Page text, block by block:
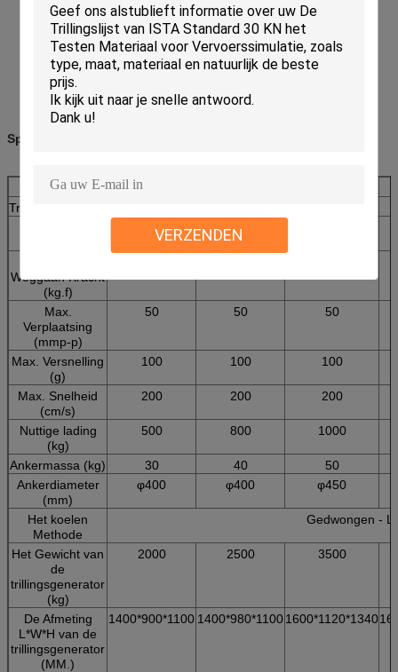
VERZENDEN
Specificaties: EV232-EV330
Model EV232
Trillingsgenerator
2-2500 2-2500
Weggaan Kracht
(kg.f)
Max.
Verplaatsing
(mmp-p)
50 50 50
Max. Versnelling
(g)
100 100 100
Max. Snelheid
(cm/s)
200 200 200
Nuttige lading
(kg)
500 800 1000
Ankermassa (kg) 30 40
50
Ankerdiameter
(mm)
φ400 φ400 φ450
Het koelen
Methode
Gedwongen -
Het Gewicht van
de
trillingsgenerator
(kg)
2000 2500 3500
De Afmeting
L*W*H van de
trillingsgenerator
(MM.)
1400*900*1100 1400*980*11001600*1120*1340